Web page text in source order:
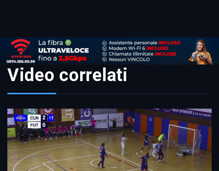
Video correlati